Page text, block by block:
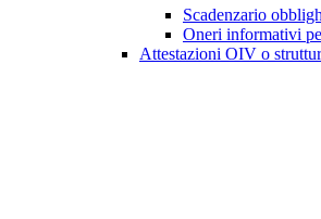
Scadenzario
Oneri informativi
Attestazioni OIV o